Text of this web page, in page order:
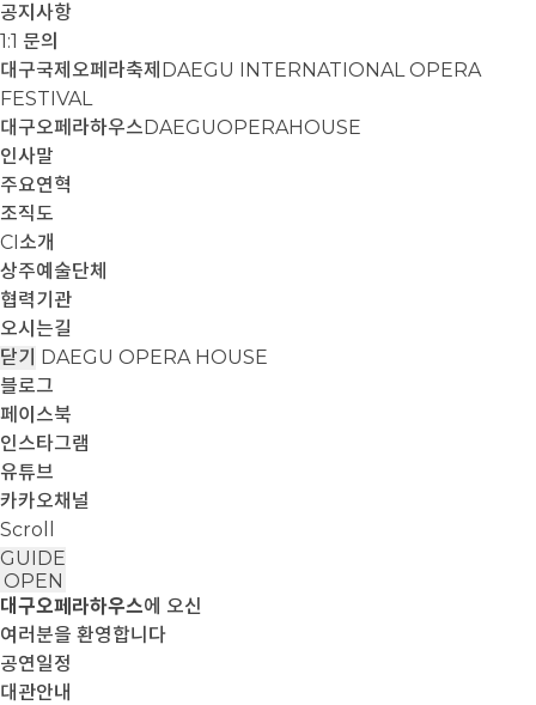
공지사항
1:1 문의
대구국제오페라축제 DAEGU INTERNATIONAL OPERA
FESTIVAL
대구오페라하우스DAEGUOPERAHOUSE
인사말
주요연혁
조직도
CI소개
상주예술단체
협력기관
오시는길
닫기 DAEGU OPERA HOUSE
블로그
페이스북
인스타그램
유튜브
카카오채널
Scroll
GUIDE
OPEN
대구오페라하우스에 오신
여러분을 환영합니다
공연일정
대관안내